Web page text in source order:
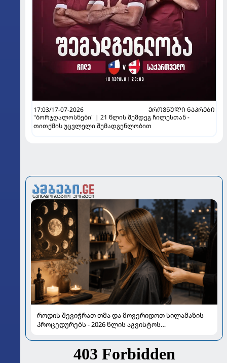
17:03/17-07-2026
ᲔᲠᲝᲕᲜᲣᲚᲘ ᲜᲐᲙᲠᲔᲑᲘ
"ბორჯღალოსნები" | 21 წლის შემდეგ ჩილესთან -
თითქმის უცვლელი შემადგენლობით
როდის შევიჭრათ თმა და მოვერიდოთ სილამაზის
პროცედურებს - 2026 წლის აგვისტოს